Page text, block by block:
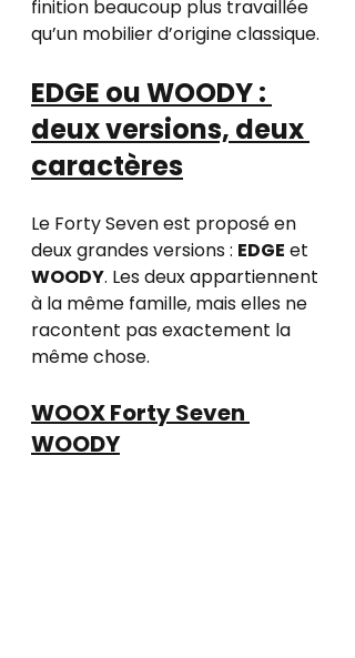
finition beaucoup plus travaillée
qu’un mobilier d’origine classique.
EDGE ou WOODY :
deux versions, deux
caractères
Le Forty Seven est proposé en
deux grandes versions : EDGE et
WOODY. Les deux appartiennent
à la même famille, mais elles ne
racontent pas exactement la
même chose.
WOOX Forty Seven
WOODY